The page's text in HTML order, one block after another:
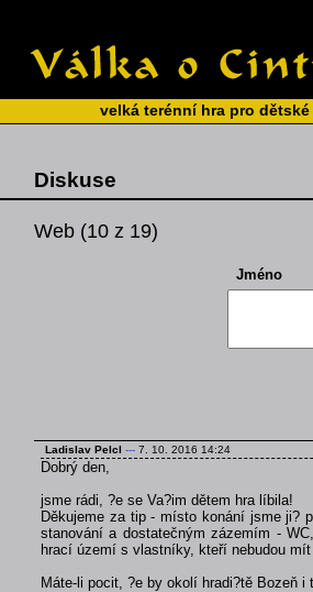
velká terénní hra pro
Diskuse
Web (10 z 19)
Jméno
Ladislav Pelcl --- 7. 10. 2016 14:24
Dobrý den,
jsme rádi, ?e se Va?im dětem hra líbila!
Děkujeme za tip - místo konání jsme ji?
stanování a dostatečným zázemím -
hrací území s vlastníky, kteří nebudou
Máte-li pocit, ?e by okolí hradi?tě Bozeň